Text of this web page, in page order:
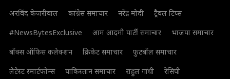
अरविंद केजरीवाल कांग्रेस समाचार नरेंद्र मोदी
ट्रैवल टिप्स
#NewsBytesExclusive
आम आदमी पार्टी समाचार
भाजपा समाचार
बॉक्स ऑफिस कलेक्शन
क्रिकेट समाचार
फुटबॉल समाचार
लेटेस्ट स्मार्टफोन्स
पाकिस्तान समाचार राहुल गांधी रेसिपी